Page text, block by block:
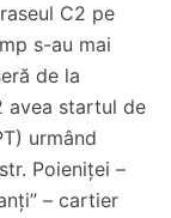
C2 pe
s-au mai
de la
avea startul de
urmând
Poieniței –
– cartier